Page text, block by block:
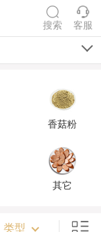
搜索 客服
香菇粉
其它
类型